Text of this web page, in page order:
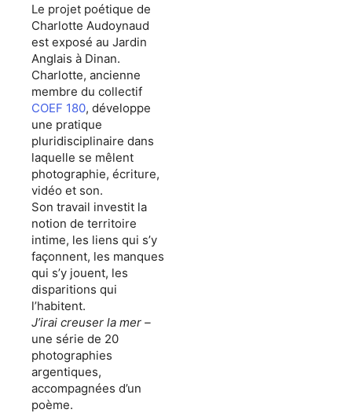
Le projet poétique de
Charlotte Audoynaud
est exposé au Jardin
Anglais à Dinan.
Charlotte, ancienne
membre du collectif
COEF 180, développe
une pratique
pluridisciplinaire dans
laquelle se mêlent
photographie, écriture,
vidéo et son.
Son travail investit la
notion de territoire
intime, les liens qui s’y
façonnent, les manques
qui s’y jouent, les
disparitions qui
l’habitent.
J’irai creuser la mer –
une série de 20
photographies
argentiques,
accompagnées d’un
poème.